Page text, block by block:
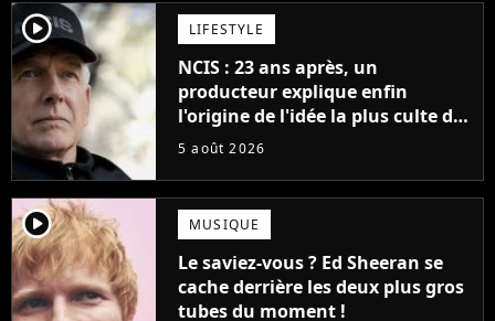
player2 LIFESTYLE
NCIS : 23 ans après, un
producteur explique enfin
l'origine de l'idée la plus culte de
la série (et on ne parle pas du
5 août 2026
player2 MUSIQUE
Le saviez-vous ? Ed Sheeran se
cache derrière les deux plus gros
tubes du moment !